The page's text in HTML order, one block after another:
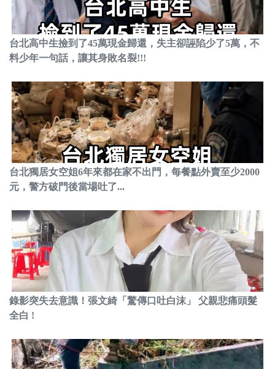
台北高中生撿到了45萬現金歸還，失主卻誣陷少了5萬，不
料少年一句話，讓其身敗名裂!!!
台北獨居女空姐6年來都在家不出門，每餐點外賣至少2000
元，警方破門後當場吐了...
錄影突失去意識！張文綺「驚傳口吐白沫」 父親悲痛頭髮
全白 !